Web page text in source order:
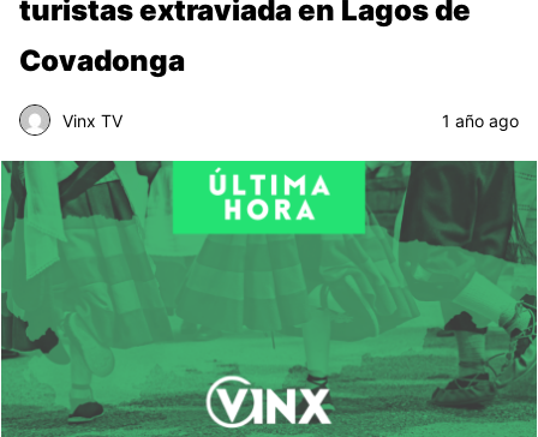
turistas extraviada en Lagos de
Covadonga
Vinx TV 1 año ago